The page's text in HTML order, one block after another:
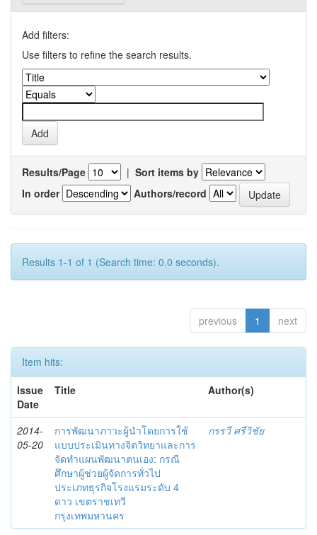
Add filters:
Use filters to refine the search results.
Results/Page | Sort items by
In order
Authors/record
Results 1-1 of 1 (Search time: 0.0 seconds).
previous 1 next
Item hits:
Issue
Date
Title Author(s)
2014-
05-20
การพัฒนาภาวะผู้นำโดยการใช้
แบบประเมินทางจิตวิทยาและการ
จัดทำแผนพัฒนาตนเอง: กรณี
ศึกษาผู้ช่วยผู้จัดการทั่วไป
ประเภทธุรกิจโรงแรมระดับ 4
ดาว เขตราชเทวี
กรุงเทพมหานคร
กรรวี ศรีวิชัย